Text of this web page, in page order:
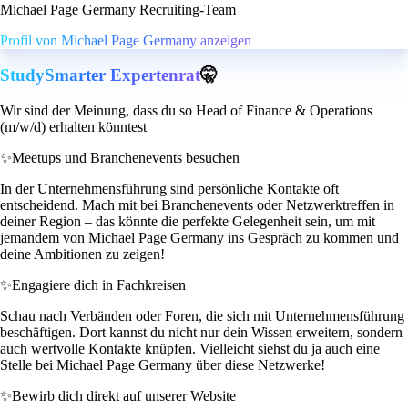
Michael Page Germany Recruiting-Team
Profil von Michael Page Germany anzeigen
StudySmarter Expertenrat🤫
Wir sind der Meinung, dass du so Head of Finance & Operations
(m/w/d) erhalten könntest
✨Meetups und Branchenevents besuchen
In der Unternehmensführung sind persönliche Kontakte oft
entscheidend. Mach mit bei Branchenevents oder Netzwerktreffen in
deiner Region – das könnte die perfekte Gelegenheit sein, um mit
jemandem von Michael Page Germany ins Gespräch zu kommen und
deine Ambitionen zu zeigen!
✨Engagiere dich in Fachkreisen
Schau nach Verbänden oder Foren, die sich mit Unternehmensführung
beschäftigen. Dort kannst du nicht nur dein Wissen erweitern, sondern
auch wertvolle Kontakte knüpfen. Vielleicht siehst du ja auch eine
Stelle bei Michael Page Germany über diese Netzwerke!
✨Bewirb dich direkt auf unserer Website